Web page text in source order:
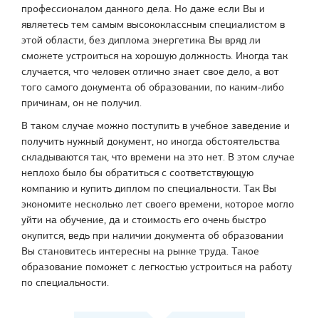
профессионалом данного дела. Но даже если Вы и
являетесь тем самым высококлассным специалистом в
этой области, без диплома энергетика Вы вряд ли
сможете устроиться на хорошую должность. Иногда так
случается, что человек отлично знает свое дело, а вот
того самого документа об образовании, по каким-либо
причинам, он не получил.
В таком случае можно поступить в учебное заведение и
получить нужный документ, но иногда обстоятельства
складываются так, что времени на это нет. В этом случае
неплохо было бы обратиться с соответствующую
компанию и купить диплом по специальности. Так Вы
экономите несколько лет своего времени, которое могло
уйти на обучение, да и стоимость его очень быстро
окупится, ведь при наличии документа об образовании
Вы становитесь интересны на рынке труда. Такое
образование поможет с легкостью устроиться на работу
по специальности.